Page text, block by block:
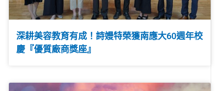
深耕美容教育有成！詩嫚特榮獲南應大60週年校
慶『優質廠商獎座』